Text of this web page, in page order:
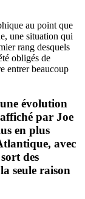
au point que
une situation qui
rang desquels
obligés de
entrer beaucoup
une évolution
par Joe
en plus
avec
des
seule raison